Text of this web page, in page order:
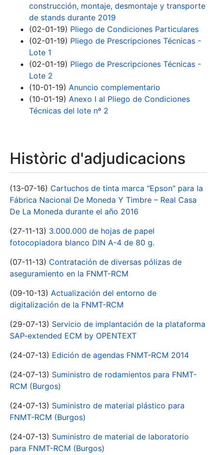
construcción, montaje, desmontaje y transporte
de stands durante 2019
(02-01-19) Pliego de Condiciones Particulares
(02-01-19) Pliego de Prescripciones Técnicas -
Lote 1
(02-01-19) Pliego de Prescripciones Técnicas -
Lote 2
(10-01-19) Anuncio complementario
(10-01-19) Anexo I al Pliego de Condiciones
Técnicas del lote nº 2
Històric d'adjudicacions
(13-07-16) Cartuchos de tinta marca "Epson" para la
Fábrica Nacional De Moneda Y Timbre – Real Casa
De La Moneda durante el año 2016
(27-11-13) 3.000.000 de hojas de papel
fotocopiadora blanco DIN A-4 de 80 g.
(07-11-13) Contratación de diversas pólizas de
aseguramiento en la FNMT-RCM
(09-10-13) Actualización del entorno de
digitalización de la FNMT-RCM
(29-07-13) Servicio de implantación de la plataforma
SAP-extended ECM by OPENTEXT
(24-07-13) Edición de agendas FNMT-RCM 2014
(24-07-13) Suministro de rodamientos para FNMT-
RCM (Burgos)
(24-07-13) Suministro de material plástico para
FNMT-RCM (Burgos)
(24-07-13) Suministro de material de laboratorio
para FNMT-RCM (Burgos)